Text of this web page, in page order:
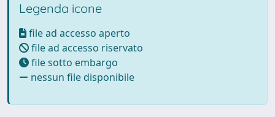
Legenda icone
file ad accesso aperto
file ad accesso riservato
file sotto embargo
nessun file disponibile